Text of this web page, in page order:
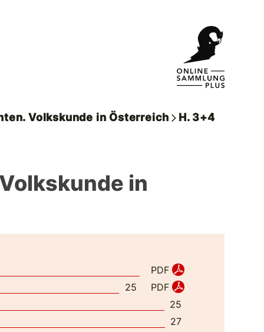
Volkskunde in Österreich H. 3+4
in
PDF
PDF
25
25
27